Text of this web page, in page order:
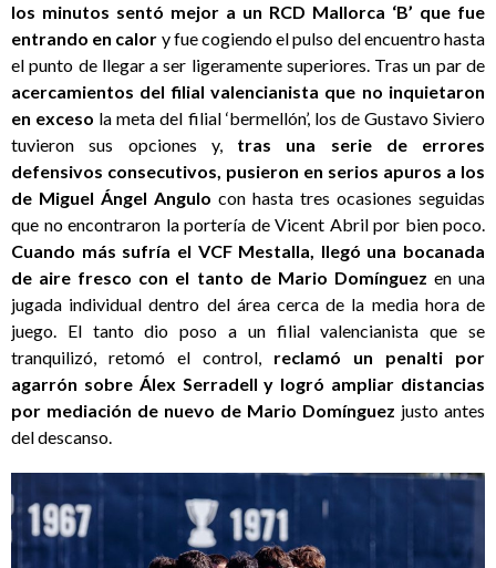
los minutos sentó mejor a un RCD Mallorca ‘B’ que fue
entrando en calor y fue cogiendo el pulso del encuentro hasta
el punto de llegar a ser ligeramente superiores. Tras un par de
acercamientos del filial valencianista que no inquietaron
en exceso la meta del filial ‘bermellón’, los de Gustavo Siviero
tuvieron sus opciones y, tras una serie de errores
defensivos consecutivos, pusieron en serios apuros a los
de Miguel Ángel Angulo con hasta tres ocasiones seguidas
que no encontraron la portería de Vicent Abril por bien poco.
Cuando más sufría el VCF Mestalla, llegó una bocanada
de aire fresco con el tanto de Mario Domínguez en una
jugada individual dentro del área cerca de la media hora de
juego. El tanto dio poso a un filial valencianista que se
tranquilizó, retomó el control, reclamó un penalti por
agarrón sobre Álex Serradell y logró ampliar distancias
por mediación de nuevo de Mario Domínguez justo antes
del descanso.